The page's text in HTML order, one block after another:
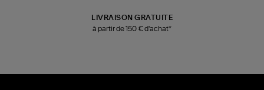
LIVRAISON GRATUITE
à partir de 150 € d'achat*